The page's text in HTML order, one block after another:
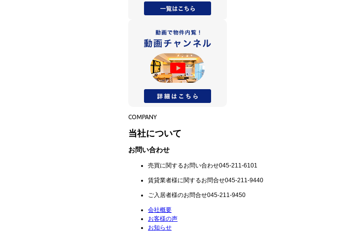
COMPANY
当社について
お問い合わせ
売買に関するお問い合わせ045-211-6101
賃貸業者様に関するお問合せ045-211-9440
ご入居者様のお問合せ045-211-9450
会社概要
お客様の声
お知らせ